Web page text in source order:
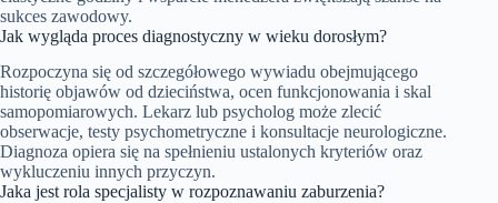
sukces zawodowy.
Jak wygląda proces diagnostyczny w wieku dorosłym?
Rozpoczyna się od szczegółowego wywiadu obejmującego
historię objawów od dzieciństwa, ocen funkcjonowania i skal
samopomiarowych. Lekarz lub psycholog może zlecić
obserwacje, testy psychometryczne i konsultacje neurologiczne.
Diagnoza opiera się na spełnieniu ustalonych kryteriów oraz
wykluczeniu innych przyczyn.
Jaka jest rola specjalisty w rozpoznawaniu zaburzenia?